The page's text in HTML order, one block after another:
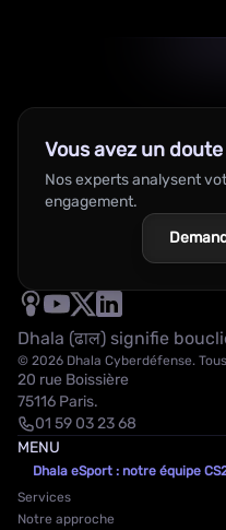
Vous avez un
Nos experts analysent
engagement.
Dhala (ढाल) signifie
© 2026 Dhala Cyberdéfense.
20 rue Boissière
75116 Paris.
01 59 03 23 68
MENU
Dhala eSport : notre équipe
Services
Notre approche